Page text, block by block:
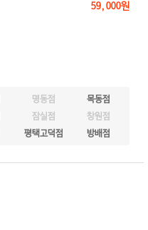
59,000원
명동점
목동점
잠실점
창원점
평택고덕점 방배점